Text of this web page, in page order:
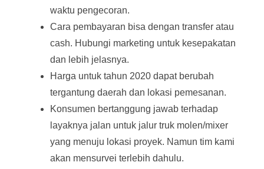
waktu pengecoran.
Cara pembayaran bisa dengan transfer atau
cash. Hubungi marketing untuk kesepakatan
dan lebih jelasnya.
Harga untuk tahun 2020 dapat berubah
tergantung daerah dan lokasi pemesanan.
Konsumen bertanggung jawab terhadap
layaknya jalan untuk jalur truk molen/mixer
yang menuju lokasi proyek. Namun tim kami
akan mensurvei terlebih dahulu.